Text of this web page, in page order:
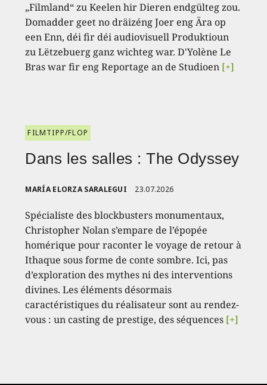
„Filmland“ zu Keelen hir Dieren endgülteg zou.
Domadder geet no dräizéng Joer eng Ära op
een Enn, déi fir déi audiovisuell Produktioun
zu Lëtzebuerg ganz wichteg war. D'Yolène Le
Bras war fir eng Reportage an de Studioen [+]
FILMTIPP/FLOP
Dans les salles : The Odyssey
MARÍA ELORZA SARALEGUI 23.07.2026
Spécialiste des blockbusters monumentaux,
Christopher Nolan s’empare de l’épopée
homérique pour raconter le voyage de retour à
Ithaque sous forme de conte sombre. Ici, pas
d’exploration des mythes ni des interventions
divines. Les éléments désormais
caractéristiques du réalisateur sont au rendez-
vous : un casting de prestige, des séquences [+]